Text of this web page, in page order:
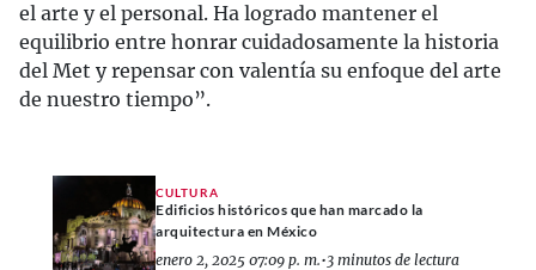
el arte y el personal. Ha logrado mantener el
equilibrio entre honrar cuidadosamente la historia
del Met y repensar con valentía su enfoque del arte
de nuestro tiempo”.
CULTURA
Edificios históricos que han marcado la
arquitectura en México
enero 2, 2025 07:09 p. m.•3 minutos de lectura